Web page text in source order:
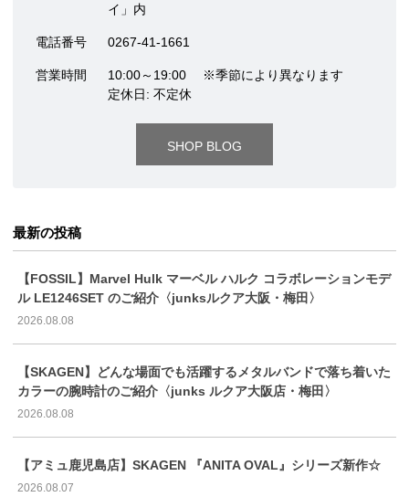
イ」内
電話番号 0267-41-1661
営業時間
10:00～19:00 ※季節により異なります
定休日: 不定休
SHOP BLOG
最新の投稿
【FOSSIL】Marvel Hulk マーベル ハルク コラボレーションモデ
ル LE1246SET のご紹介〈junksルクア大阪・梅田〉
2026.08.08
【SKAGEN】どんな場面でも活躍するメタルバンドで落ち着いた
カラーの腕時計のご紹介〈junks ルクア大阪店・梅田〉
2026.08.08
【アミュ鹿児島店】SKAGEN 『ANITA OVAL』シリーズ新作☆
2026.08.07